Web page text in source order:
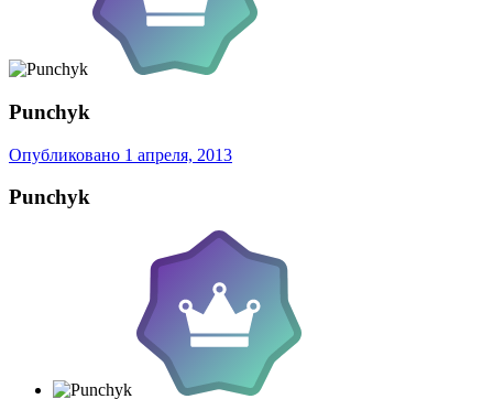
Punchyk
Опубликовано 1 апреля, 2013
Punchyk